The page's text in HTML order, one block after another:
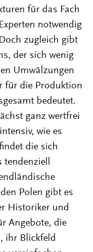
für das Fach
notwendig
zugleich gibt
der sich wenig
Umwälzungen
für die Produktion
bedeutet.
ganz wertfrei
wie es
die sich
Polen gibt es
Historiker und
Angebote, die
ihr Blickfeld